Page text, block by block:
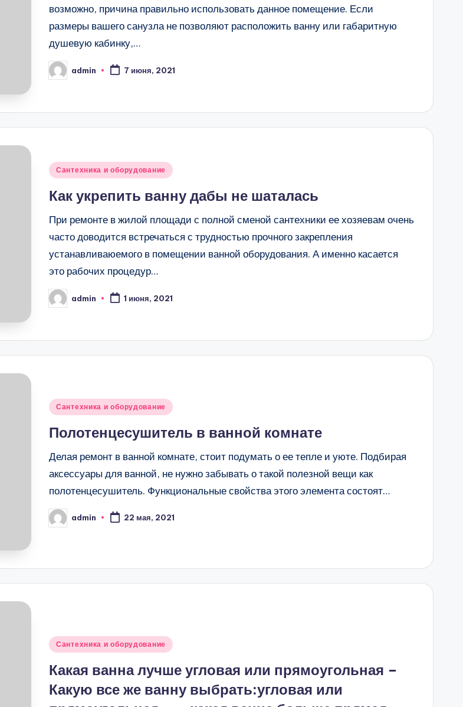
возможно, причина правильно использовать данное помещение. Если
размеры вашего санузла не позволяют расположить ванну или габаритную
душевую кабинку,…
Запись
от
admin 7 июня, 2021
Опубликовано
Сантехника и оборудование
Как укрепить ванну дабы не шаталась
При ремонте в жилой площади с полной сменой сантехники ее хозяевам очень
часто доводится встречаться с трудностью прочного закрепления
устанавливаюемого в помещении ванной оборудования. А именно касается
это рабочих процедур…
Запись
от
admin 1 июня, 2021
Опубликовано
Сантехника и оборудование
Полотенцесушитель в ванной комнате
Делая ремонт в ванной комнате, стоит подумать о ее тепле и уюте. Подбирая
аксессуары для ванной, не нужно забывать о такой полезной вещи как
полотенцесушитель. Функциональные свойства этого элемента состоят…
Запись
от
admin 22 мая, 2021
Опубликовано
Сантехника и оборудование
Какая ванна лучше угловая или прямоугольная –
Какую все же ванну выбрать:угловая или